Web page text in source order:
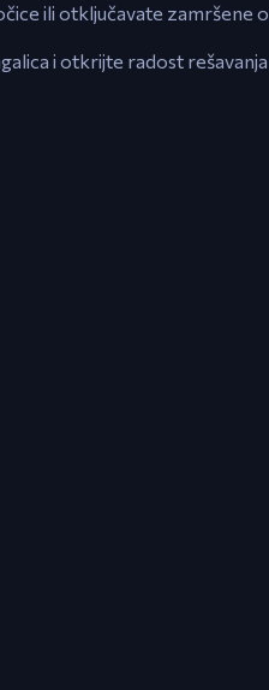
ili otključavate zamršene
i otkrijte radost